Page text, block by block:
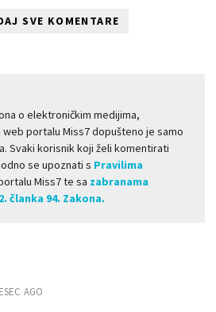
SVE KOMENTARE
o elektroničkim medijima,
portalu Miss7 dopušteno je samo
Svaki korisnik koji želi komentirati
se upoznati s Pravilima
Miss7 te sa zabranama
članka 94. Zakona.
AGO